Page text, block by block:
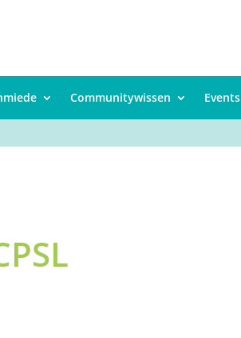
Communitywissen Events